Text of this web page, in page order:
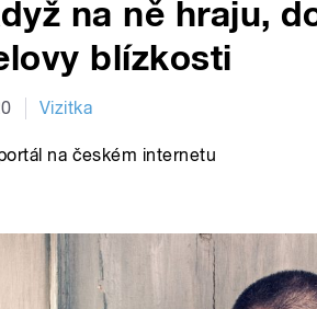
na ně hraju,
blízkosti
Vizitka
na českém internetu